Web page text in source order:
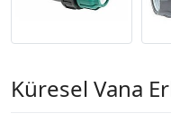
Küresel Vana